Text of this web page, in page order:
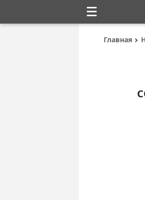
Главная